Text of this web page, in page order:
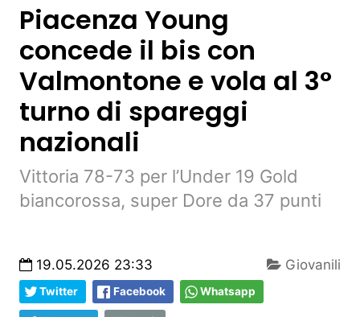
Piacenza Young
concede il bis con
Valmontone e vola al 3°
turno di spareggi
nazionali
Vittoria 78-73 per l’Under 19 Gold
biancorossa, super Dore da 37 punti
19.05.2026 23:33 Giovanili
Twitter Facebook Whatsapp